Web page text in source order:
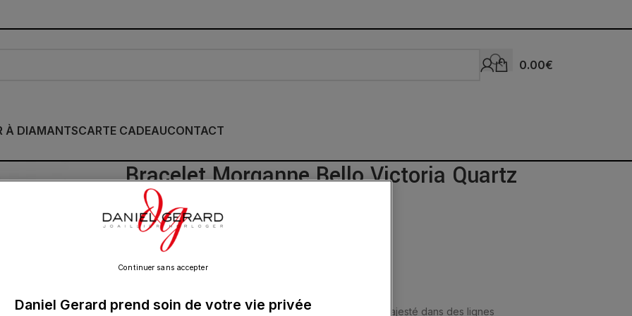
0.00€
À DIAMANTSCARTE CADEAUCONTACT
Bracelet Morganne Bello Victoria Quartz
Guava Or Jaune
750.00€
La quintessence du style Morganne Bello : la pierre en majesté dans des lignes
Daniel Gerard prend soin de votre vie privée
Continuer sans accepter